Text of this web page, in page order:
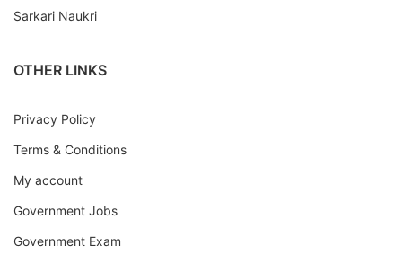
Sarkari Naukri
OTHER LINKS
Privacy Policy
Terms & Conditions
My account
Government Jobs
Government Exam